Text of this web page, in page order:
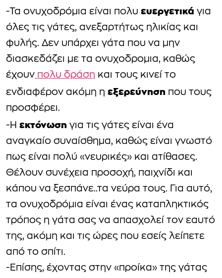
-Τα ονυχοδρόμια είναι πολυ ευεργετικά για
όλες τις γάτες, ανεξαρτήτως ηλικίας και
φυλής. Δεν υπάρχει γάτα που να μην
διασκεδάζει με τα ονυχοδρομια, καθώς
έχουν πολυ δράση και τους κινεί το
ενδιαφέρον ακόμη η εξερεύνηση που τους
προσφέρει.
-Η εκτόνωση για τις γάτες είναι ένα
αναγκαίο συναίσθημα, καθώς είναι γνωστό
πως είναι πολύ «νευρικές» και ατίθασες.
Θέλουν συνέχεια προσοχή, παιχνίδι και
κάπου να ξεσπάνε..τα νεύρα τους. Για αυτό,
τα ονυχοδρόμια είναι ένας καταπληκτικός
τρόπος η γάτα σας να απασχολεί τον εαυτό
της, ακόμη και τις ώρες που εσείς λείπετε
από το σπίτι.
-Επίσης, έχοντας στην «προίκα» της γάτας